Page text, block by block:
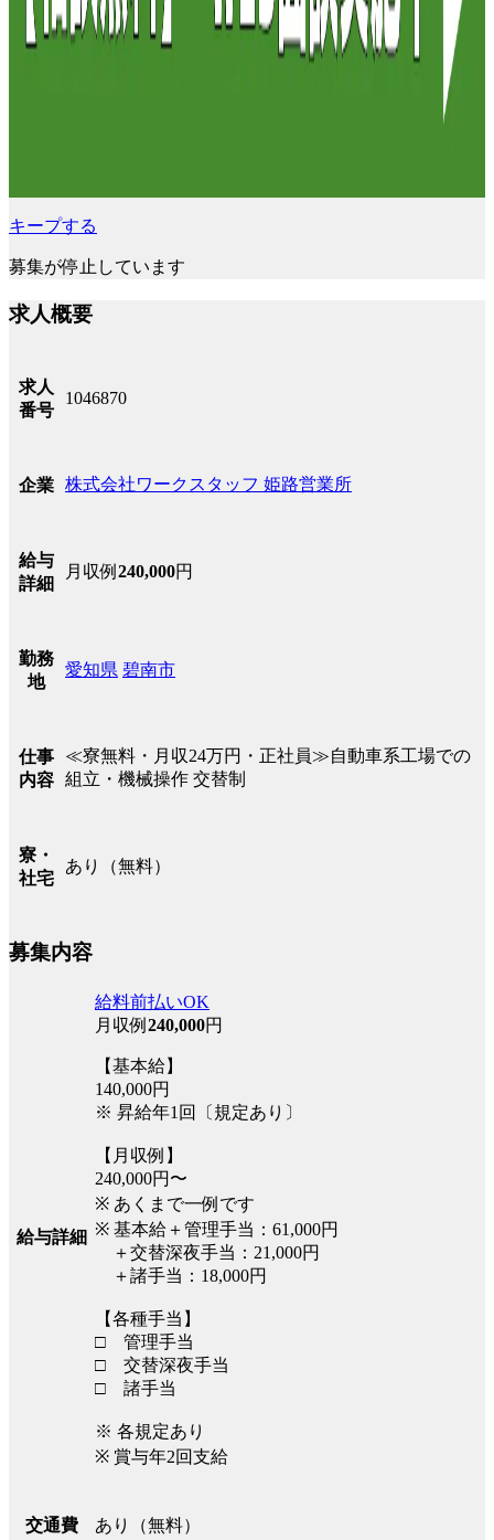
キープする
募集が停止しています
求人概要
求人
番号
1046870
企業 株式会社ワークスタッフ 姫路営業所
給与
詳細
月収例 240,000円
勤務
地
愛知県 碧南市
仕事
内容
≪寮無料・月収24万円・正社員≫自動車系工場での
組立・機械操作 交替制
寮・
社宅
あり（無料）
募集内容
給与詳細
給料前払いOK
月収例 240,000円
【基本給】
140,000円
※ 昇給年1回〔規定あり〕
【月収例】
240,000円〜
※ あくまで一例です
※ 基本給＋管理手当：61,000円
＋交替深夜手当：21,000円
＋諸手当：18,000円
【各種手当】
□ 管理手当
□ 交替深夜手当
□ 諸手当
※ 各規定あり
※ 賞与年2回支給
交通費 あり（無料）